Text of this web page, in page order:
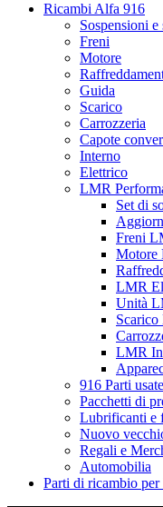
Ricambi Alfa 916
Sospensioni e
Freni
Motore
Guida
Scarico
Carrozzeria
Capote
Interno
Elettrico
LMR
Set di
Freni
Motore
LMR
Unità
LMR
916 Parti usate
Pacchetti di
Lubrificanti e
Nuovo
Regali e
Automobilia
Parti di ricambio